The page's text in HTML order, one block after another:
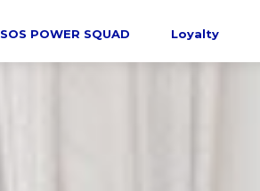
SOS POWER SQUAD Loyalty